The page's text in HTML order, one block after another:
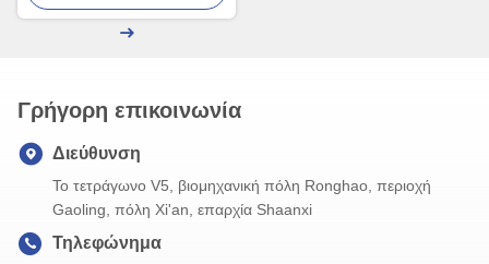
Γρήγορη επικοινωνία
Διεύθυνση
Το τετράγωνο V5, βιομηχανική πόλη Ronghao, περιοχή
Gaoling, πόλη Xi'an, επαρχία Shaanxi
Τηλεφώνημα